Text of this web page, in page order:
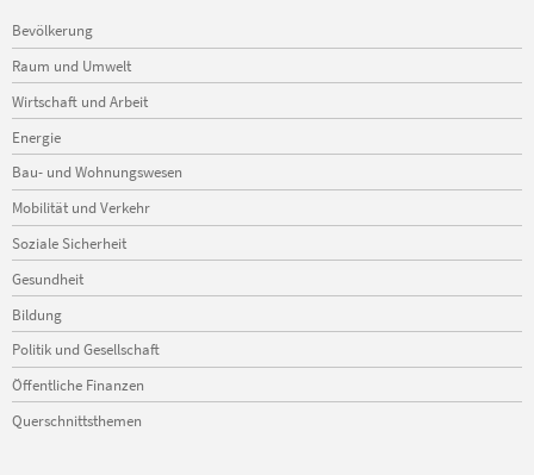
Navigation
überspringen
Bevölkerung
Raum und Umwelt
Wirtschaft und Arbeit
Energie
Bau- und Wohnungswesen
Mobilität und Verkehr
Soziale Sicherheit
Gesundheit
Bildung
Politik und Gesellschaft
Öffentliche Finanzen
Querschnittsthemen